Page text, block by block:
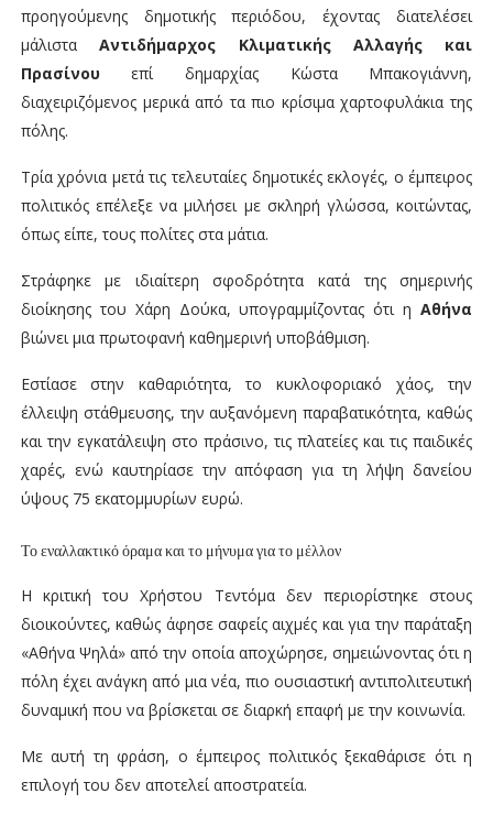
προηγούμενης δημοτικής περιόδου, έχοντας διατελέσει
μάλισταΑντιδήμαρχος Κλιματικής Αλλαγής και
Πρασίνουεπί δημαρχίας Κώστα Μπακογιάννη,
διαχειριζόμενος μερικά από τα πιο κρίσιμα χαρτοφυλάκια της
πόλης.
Τρία χρόνια μετά τις τελευταίες δημοτικές εκλογές, ο έμπειρος
πολιτικός επέλεξε να μιλήσει με σκληρή γλώσσα, κοιτώντας,
όπως είπε, τους πολίτες στα μάτια.
Στράφηκε με ιδιαίτερη σφοδρότητα κατά της σημερινής
διοίκησης του Χάρη Δούκα, υπογραμμίζοντας ότι ηΑθήνα
βιώνει μια πρωτοφανή καθημερινή υποβάθμιση.
Εστίασε στην καθαριότητα, το κυκλοφοριακό χάος, την
έλλειψη στάθμευσης, την αυξανόμενη παραβατικότητα, καθώς
και την εγκατάλειψη στο πράσινο, τις πλατείες και τις παιδικές
χαρές, ενώ καυτηρίασε την απόφαση για τη λήψη δανείου
ύψους 75 εκατομμυρίων ευρώ.
Το εναλλακτικό όραμα και το μήνυμα για το μέλλον
Η κριτική του Χρήστου Τεντόμα δεν περιορίστηκε στους
διοικούντες, καθώς άφησε σαφείς αιχμές και για την παράταξη
«Αθήνα Ψηλά» από την οποία αποχώρησε, σημειώνοντας ότι η
πόλη έχει ανάγκη από μια νέα, πιο ουσιαστική αντιπολιτευτική
δυναμική που να βρίσκεται σε διαρκή επαφή με την κοινωνία.
Με αυτή τη φράση, ο έμπειρος πολιτικός ξεκαθάρισε ότι η
επιλογή του δεν αποτελεί αποστρατεία.